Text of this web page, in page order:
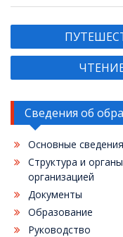
Навигация
по
Сведения об
Основные сведения
Структура и
организацией
Документы
Образование
Руководство